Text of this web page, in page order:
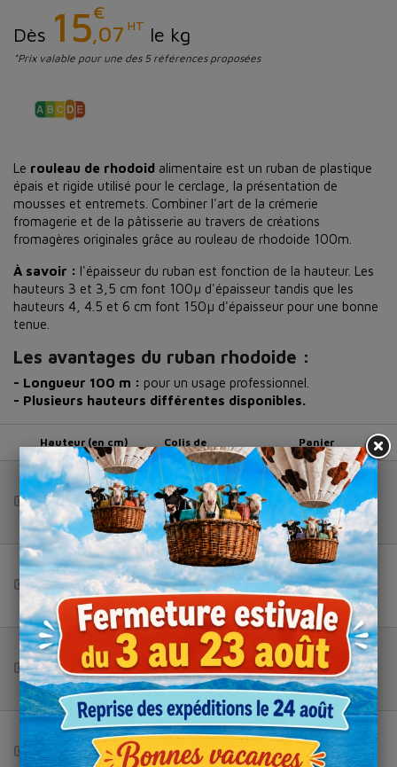
Dès 15€
,07 HT le kg
*Prix valable pour une des 5 références proposées
Le rouleau de rhodoid alimentaire est un ruban de plastique
épais et rigide utilisé pour le cerclage, la présentation de
mousses et entremets. Combiner l'art de la crémerie
fromagerie et de la pâtisserie au travers de créations
fromagères originales grâce au rouleau de rhodoide 100m.
À savoir : l'épaisseur du ruban est fonction de la hauteur. Les
hauteurs 3 et 3,5 cm font 100µ d'épaisseur tandis que les
hauteurs 4, 4.5 et 6 cm font 150µ d'épaisseur pour une bonne
tenue.
Les avantages du ruban rhodoide :
- Longueur 100 m : pour un usage professionnel.
- Plusieurs hauteurs différentes disponibles.
Hauteur (en cm) Colis de Panier
4,5
1
Total (HT) :--
6
1
Total (HT) :
--
3,5
1
Total (HT) :--
3
1